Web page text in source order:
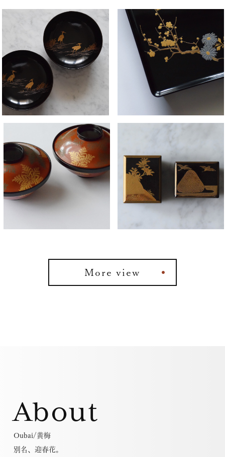
More view ⚫︎
About
Oubai/黄梅
別名、迎春花。